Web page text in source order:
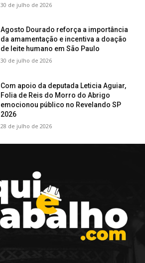
30 de julho de 2026
Agosto Dourado reforça a importância
da amamentação e incentiva a doação
de leite humano em São Paulo
30 de julho de 2026
Com apoio da deputada Leticia Aguiar,
Folia de Reis do Morro do Abrigo
emocionou público no Revelando SP
2026
28 de julho de 2026